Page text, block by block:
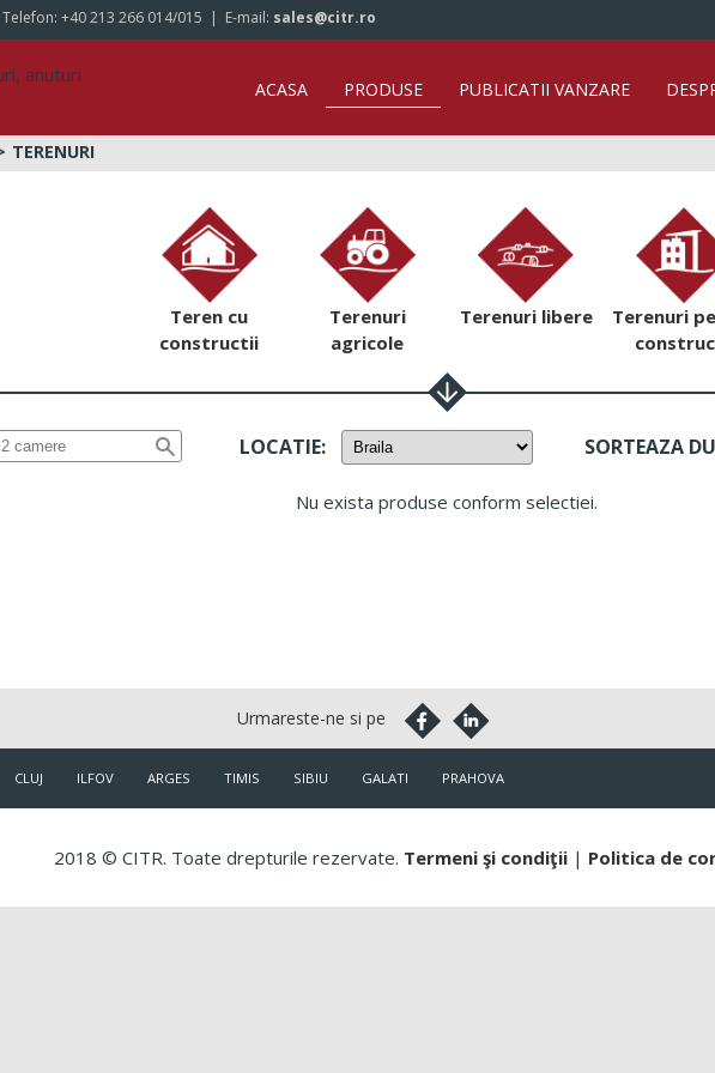
Telefon: +40 213 266 014/015 | E-mail: sales@citr.ro
ACASA PRODUSE PUBLICATII VANZARE
TERENURI
Teren cu
constructii
Terenuri
agricole
Terenuri libere
Terenuri
LOCATIE: SORTEAZA
Nu exista produse conform selectiei.
CLUJ ILFOV ARGES TIMIS SIBIU GALATI PRAHOVA
2018 © CITR. Toate drepturile rezervate. Termeni şi condiţii | Politica de